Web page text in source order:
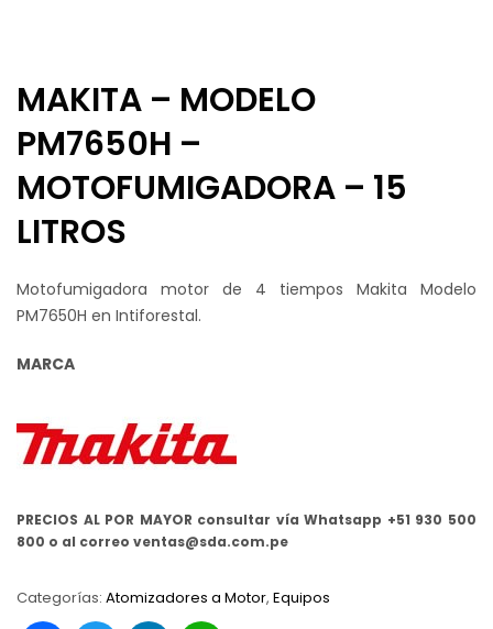
MAKITA – MODELO
PM7650H –
MOTOFUMIGADORA – 15
LITROS
Motofumigadora motor de 4 tiempos Makita Modelo
PM7650H en Intiforestal.
MARCA
PRECIOS AL POR MAYOR consultar vía Whatsapp +51 930 500
800 o al correo ventas@sda.com.pe
Categorías: Atomizadores a Motor, Equipos